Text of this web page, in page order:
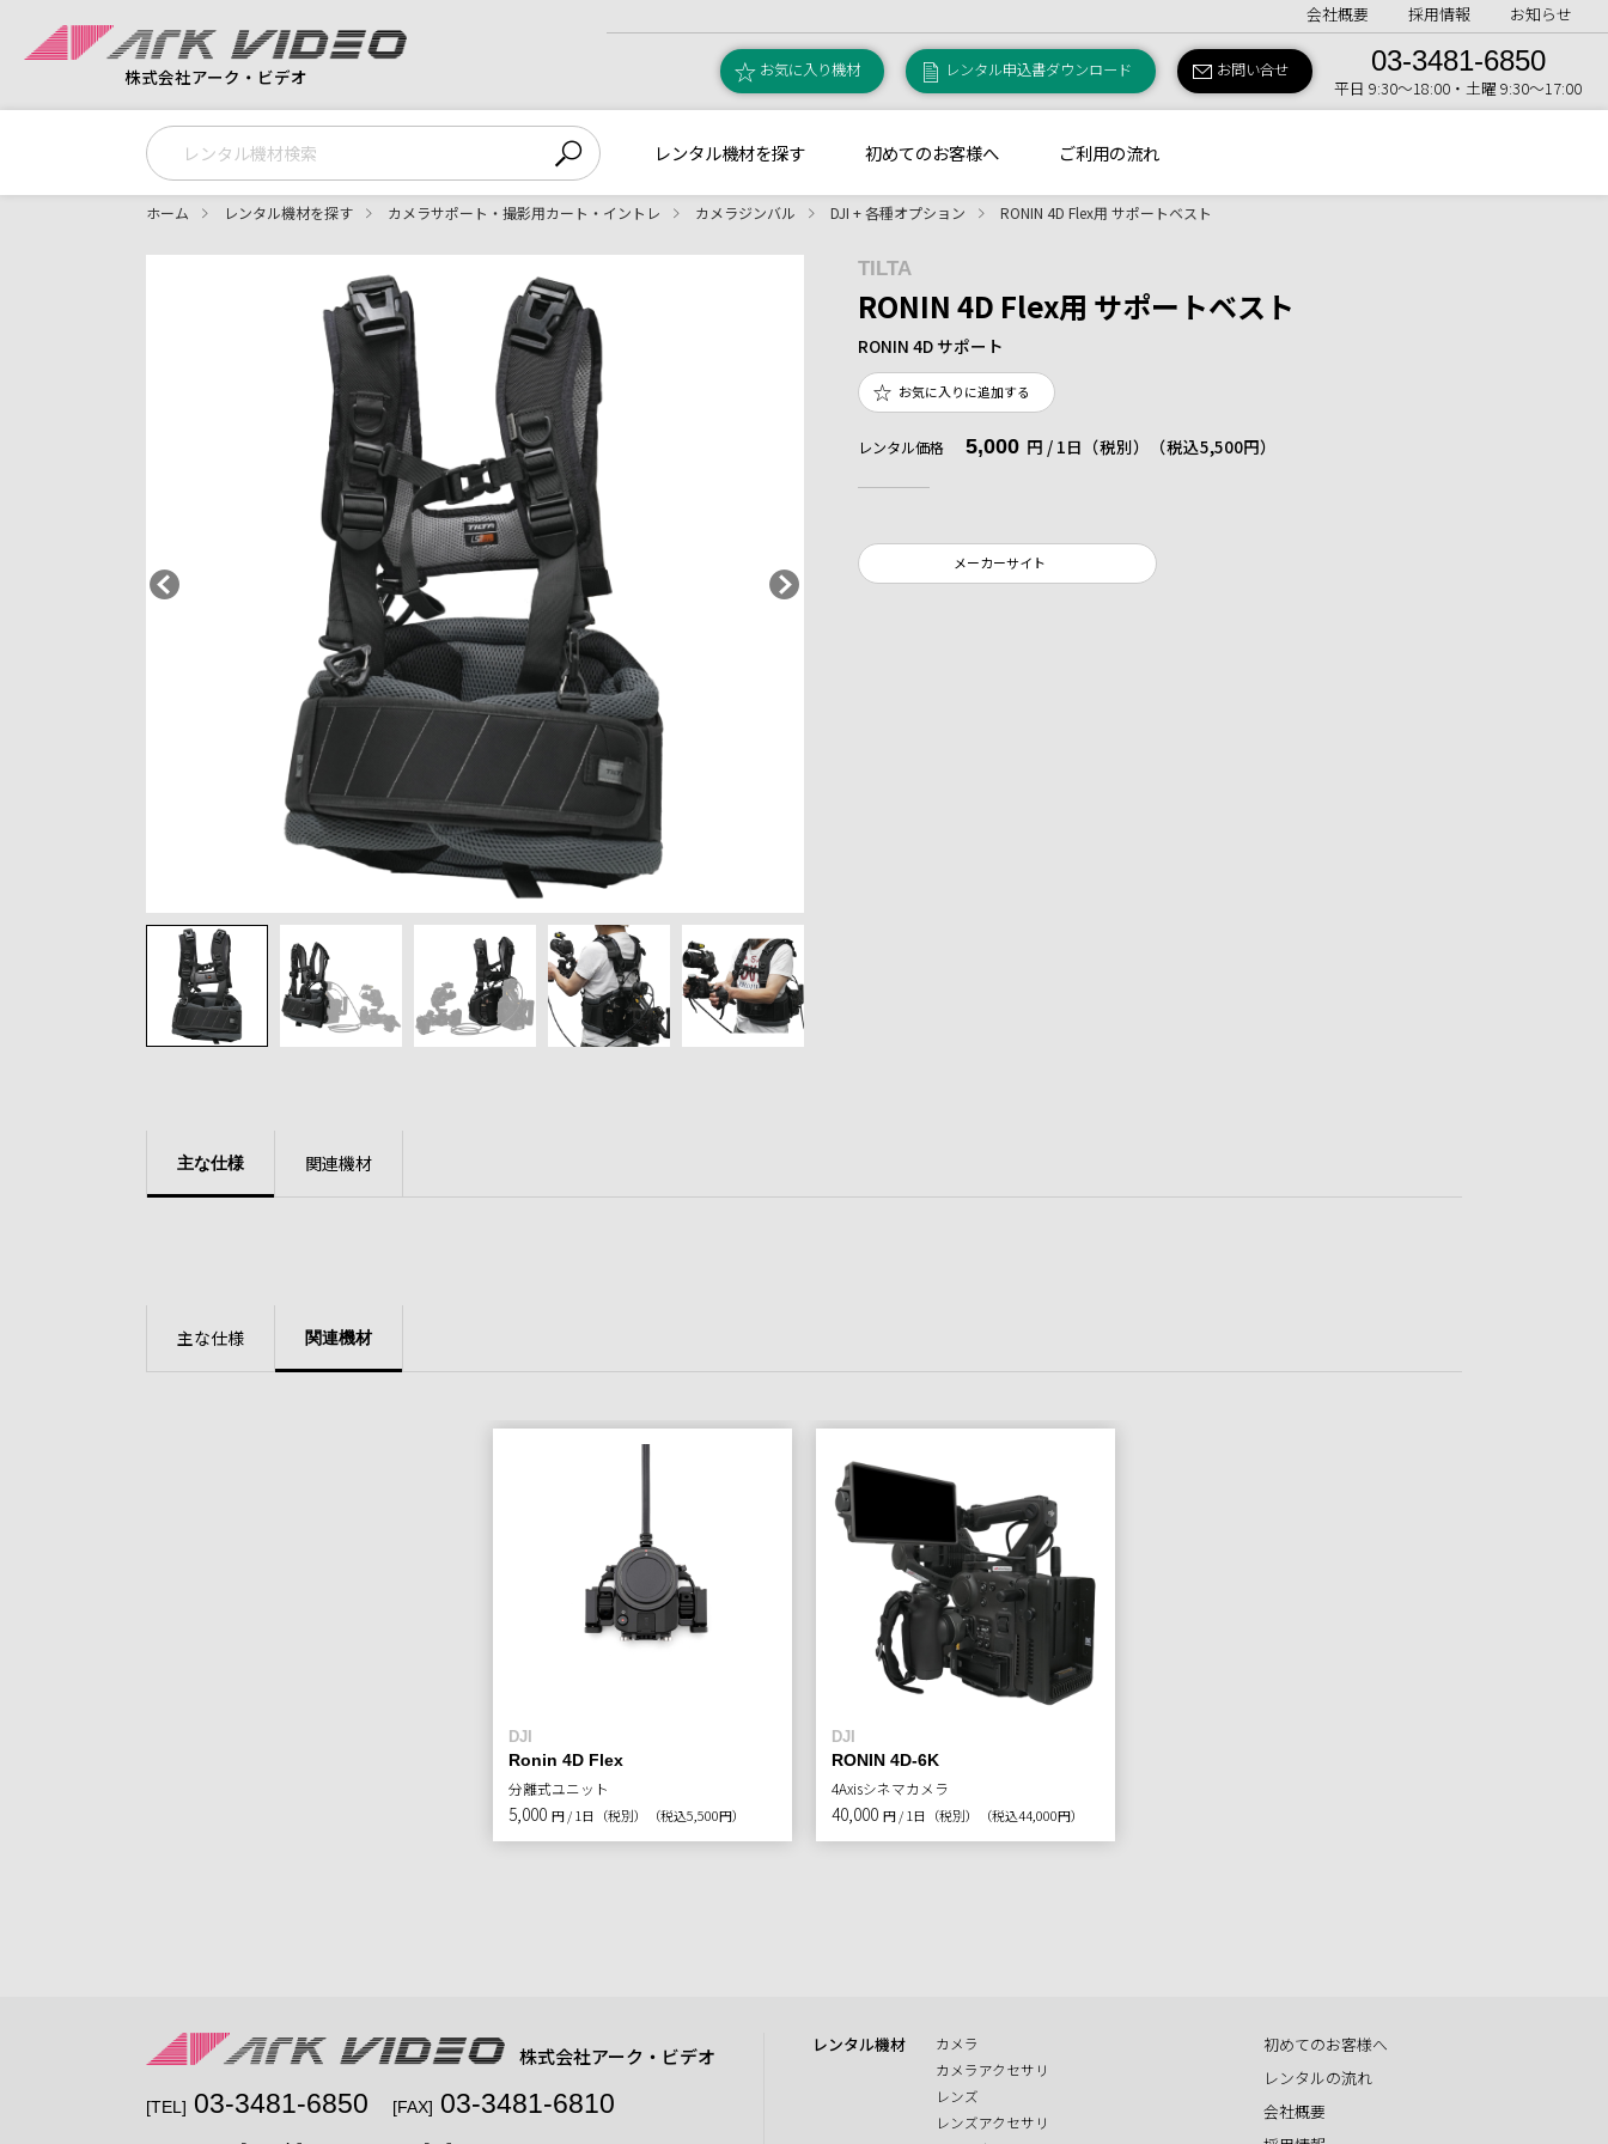
株式会社アーク・ビデオ
会社概要 採用情報 お知らせ
お気に入り機材 レンタル申込書ダウンロード お問い合せ 03-3481-6850
平日 9:30〜18:00・土曜 9:30〜17:00
レンタル機材を探す 初めてのお客様へ ご利用の流れ
ホーム レンタル機材を探す カメラサポート・撮影用カート・イントレ カメラジンバル DJI + 各種オプション RONIN 4D Flex用 サポートベスト
TILTA
RONIN 4D Flex用 サポートベスト
RONIN 4D サポート
お気に入りに追加する
レンタル価格 5,000 円 / 1日（税別） （税込5,500円）
メーカーサイト
主な仕様 関連機材
主な仕様 関連機材
DJI
Ronin 4D Flex
分離式ユニット
5,000 円 / 1日（税別） （税込5,500円）
DJI
RONIN 4D-6K
4Axisシネマカメラ
40,000 円 / 1日（税別） （税込44,000円）
株式会社アーク・ビデオ
[TEL] 03-3481-6850 [FAX] 03-3481-6810
レンタル機材
カメラ
カメラアクセサリ
レンズ
レンズアクセサリ
初めてのお客様へ
レンタルの流れ
会社概要